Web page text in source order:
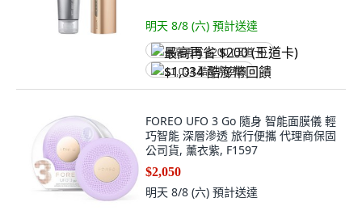
明天 8/8 (六) 預計送達
最高再省 $200 (王道卡)
$1,034 酷澎幣回饋
FOREO UFO 3 Go 隨身 智能面膜儀 輕
巧智能 深層滲透 旅行便攜 代理商保固
公司貨, 薰衣紫, F1597
$2,050
明天 8/8 (六) 預計送達